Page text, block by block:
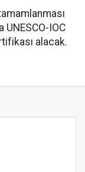
UNESCO-IOC
alacak.